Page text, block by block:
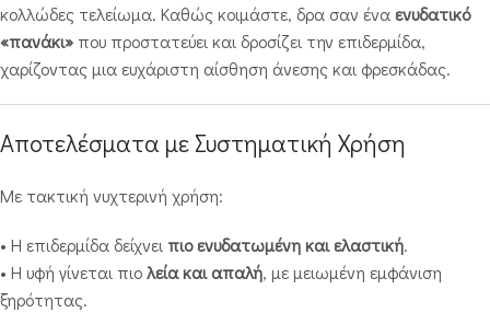
κολλώδες τελείωμα. Καθώς κοιμάστε, δρα σαν ένα ενυδατικό
«πανάκι» που προστατεύει και δροσίζει την επιδερμίδα,
χαρίζοντας μια ευχάριστη αίσθηση άνεσης και φρεσκάδας.
Αποτελέσματα με Συστηματική Χρήση
Με τακτική νυχτερινή χρήση:
• Η επιδερμίδα δείχνει πιο ενυδατωμένη και ελαστική.
• Η υφή γίνεται πιολεία και απαλή, με μειωμένη εμφάνιση
ξηρότητας.